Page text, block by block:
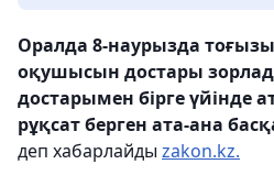
Оралда 8-наурызда
оқушысын достары
достарымен бірге үйінде
рұқсат берген ата-ана
деп хабарлайды zakon.kz.